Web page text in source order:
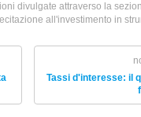
divulgate attraverso la
all'investimento in
Tassi d'interesse: il